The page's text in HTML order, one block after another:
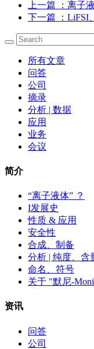
上一篇
：离子
下一篇
：LiFSI
所有文章
问答
公司
摘录
分析 | 数据
应用
业务
会议
简介
“离子液体” ？
I发展史
性质 & 应用
安全性
合成、制备
分析 | 纯度、含
命名、符号
关于 "默尼-
资讯
问答
公司